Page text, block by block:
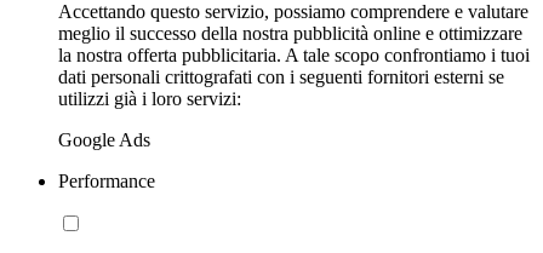
Accettando questo servizio, possiamo comprendere e valutare
meglio il successo della nostra pubblicità online e ottimizzare
la nostra offerta pubblicitaria. A tale scopo confrontiamo i tuoi
dati personali crittografati con i seguenti fornitori esterni se
utilizzi già i loro servizi:
Google Ads
Performance